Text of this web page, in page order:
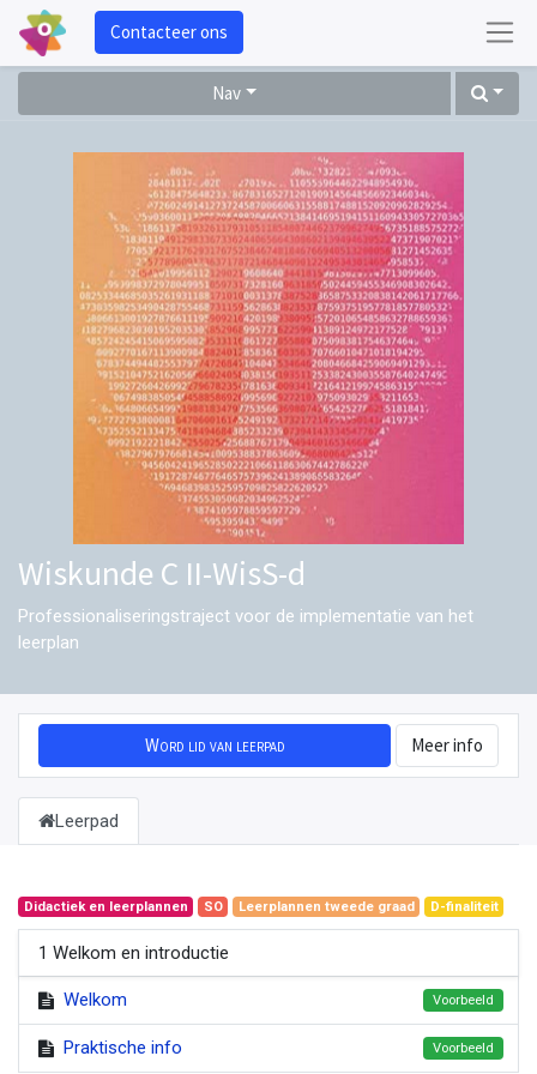
Contacteer ons
Nav
Wiskunde C II-WisS-d
Professionaliseringstraject voor de implementatie van het
leerplan
Word lid van leerpad Meer info
Leerpad
Didactiek en leerplannen SO Leerplannen tweede graad D-finaliteit
1 Welkom en introductie
Welkom Voorbeeld
Praktische info Voorbeeld